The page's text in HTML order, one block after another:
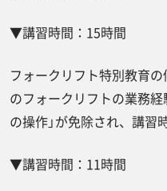
▼講習時間：15時間
フォークリフト特別教育
のフォークリフトの業務
の操作」が免除され、講習
▼講習時間：11時間